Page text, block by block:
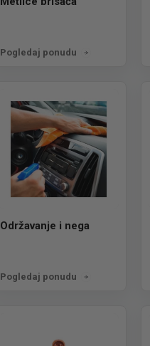
Pogledaj ponudu
Održavanje i nega
Pogledaj ponudu